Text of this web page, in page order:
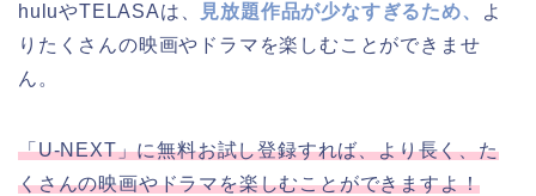
huluやTELASAは、 見放題作品が少なすぎるため、
よ
りたくさんの映画やドラマを楽しむことができませ
ん。
「U-NEXT」に無料お試し登録すれば、より長く、た
くさんの映画やドラマを楽しむことができますよ！